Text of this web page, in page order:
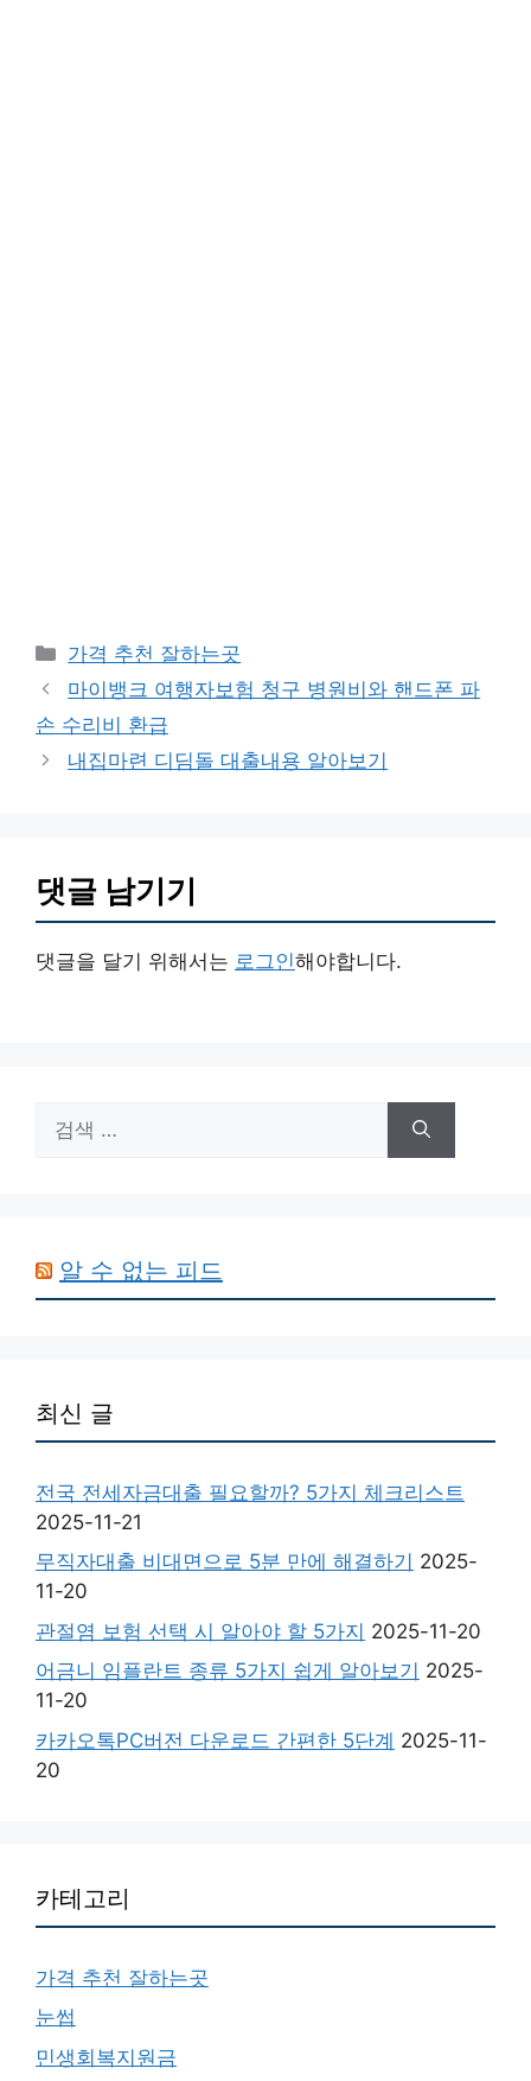
카
테
리
가격 추천 잘하는곳
마이뱅크 여행자보험 청구 병원비와 핸드폰 파
손 수리비 환급
내집마련 디딤돌 대출내용 알아보기
댓글 남기기
댓글을 달기 위해서는 로그인해야합니다.
색:
알 수 없는 피드
최신 글
전국 전세자금대출 필요할까? 5가지 체크리스트
2025-11-21
무직자대출 비대면으로 5분 만에 해결하기 2025-
11-20
관절염 보험 선택 시 알아야 할 5가지 2025-11-20
어금니 임플란트 종류 5가지 쉽게 알아보기 2025-
11-20
카카오톡PC버전 다운로드 간편한 5단계 2025-11-
20
카테고리
가격 추천 잘하는곳
눈썹
민생회복지원금